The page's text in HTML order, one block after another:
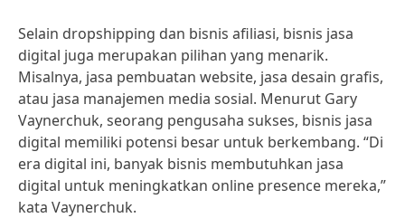
Selain dropshipping dan bisnis afiliasi, bisnis jasa
digital juga merupakan pilihan yang menarik.
Misalnya, jasa pembuatan website, jasa desain grafis,
atau jasa manajemen media sosial. Menurut Gary
Vaynerchuk, seorang pengusaha sukses, bisnis jasa
digital memiliki potensi besar untuk berkembang. “Di
era digital ini, banyak bisnis membutuhkan jasa
digital untuk meningkatkan online presence mereka,”
kata Vaynerchuk.